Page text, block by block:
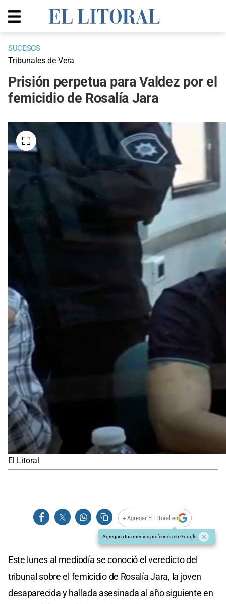
SUCESOS
Tribunales de Vera
Prisión perpetua para Valdez por el
femicidio de Rosalía Jara
El Litoral
+ Agregar El Litoral en
Agregar a tus medios preferidos en Google
Este lunes al mediodía se conoció el veredicto del
tribunal sobre el femicidio de Rosalía Jara, la joven
desaparecida y hallada asesinada al año siguiente en